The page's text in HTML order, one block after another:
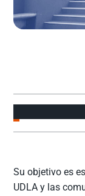
Su objetivo es
UDLA y las